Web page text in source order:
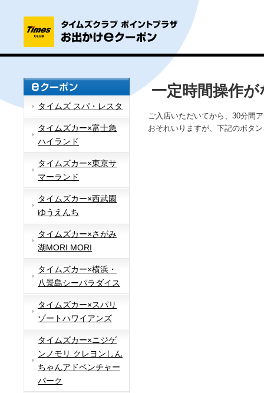
タイムズ スパ・レスタ
タイムズカー×富士急
ハイランド
タイムズカー×東京サ
マーランド
タイムズカー×西武園
ゆうえんち
タイムズカー×さがみ
湖MORI MORI
タイムズカー×横浜・
八景島シーパラダイス
タイムズカー×スパリ
ゾートハワイアンズ
タイムズカー×ニジゲ
ンノモリ クレヨンしん
ちゃんアドベンチャー
パーク
一定時間操作
ご入店いただいてから、30分間
おそれいりますが、下記のボタ